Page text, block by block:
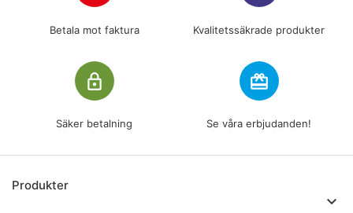
Betala mot faktura Kvalitetssäkrade produkter
lock_outline
Säker betalning
redeem
Se våra erbjudanden!
Produkter
